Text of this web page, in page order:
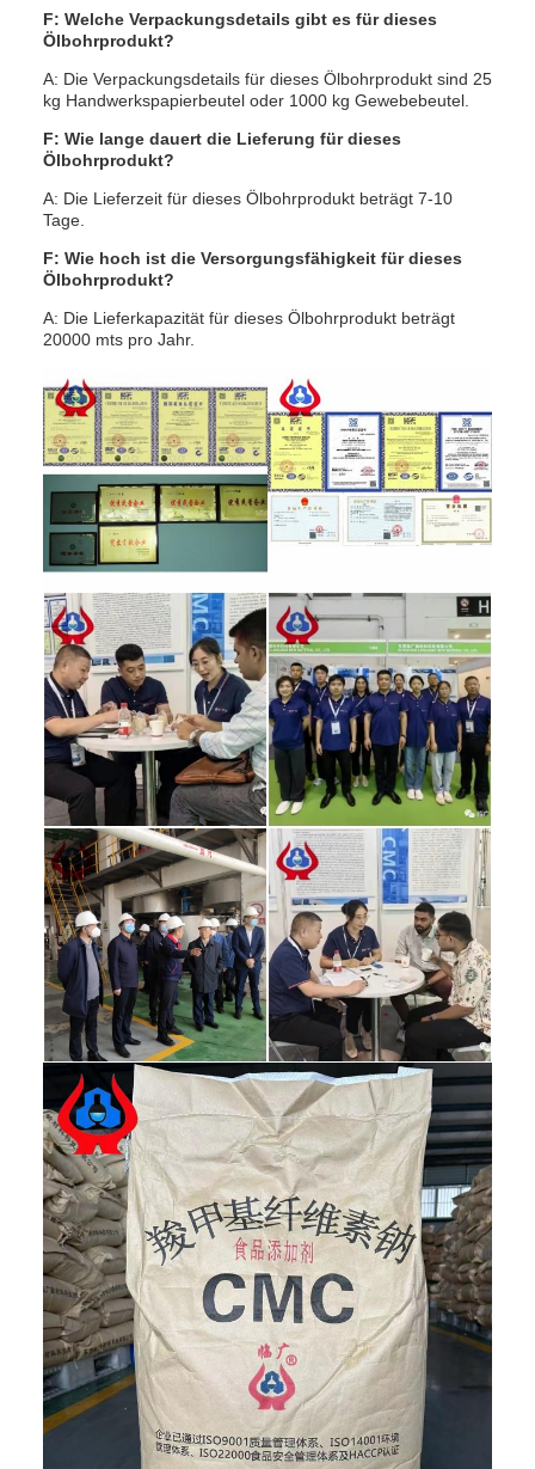
F: Welche Verpackungsdetails gibt es für dieses
Ölbohrprodukt?
A: Die Verpackungsdetails für dieses Ölbohrprodukt sind 25
kg Handwerkspapierbeutel oder 1000 kg Gewebebeutel.
F: Wie lange dauert die Lieferung für dieses
Ölbohrprodukt?
A: Die Lieferzeit für dieses Ölbohrprodukt beträgt 7-10
Tage.
F: Wie hoch ist die Versorgungsfähigkeit für dieses
Ölbohrprodukt?
A: Die Lieferkapazität für dieses Ölbohrprodukt beträgt
20000 mts pro Jahr.